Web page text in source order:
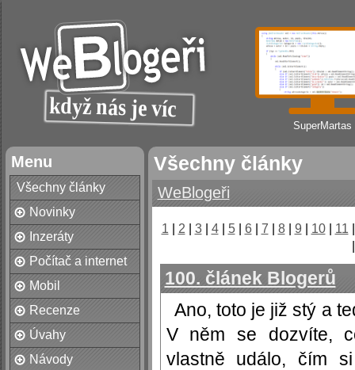
SuperMartas
Menu
Všechny články
Novinky
Inzeráty
Počítač a internet
Mobil
Recenze
Úvahy
Návody
Všechny články
WeBlogeři
1 2 3| 4| 5| 6| 7 8| 9 10| 11
100. článek Blogerů
Ano, toto je již stý a
V něm se dozvíte,
vlastně událo, čím